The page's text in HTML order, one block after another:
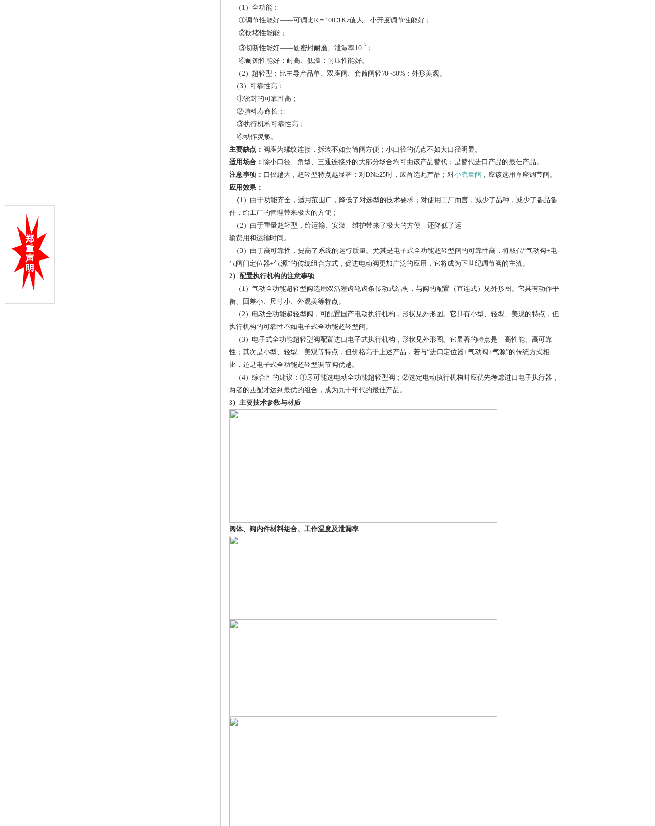
（1）全功能：
①调节性能好——可调比R＝100∶1Kv值大、小开度调节性能好；
②防堵性能能；
③切断性能好——硬密封耐磨、泄漏率10-7 ；
④耐蚀性能好；耐高、低温；耐压性能好。
（2）超轻型：比主导产品单、双座阀、套筒阀轻70~80%；外形美观。
（3）可靠性高：
①密封的可靠性高；
②填料寿命长；
③执行机构可靠性高；
④动作灵敏。
主要缺点： 阀座为螺纹连接，拆装不如套筒阀方便；小口径的优点不如大口径明显。
适用场合： 除小口径、角型、三通连接外的大部分场合均可由该产品替代；是替代进口产品的最佳产品。
注意事项： 口径越大，超轻型特点越显著；对DN≥25时，应首选此产品；对小流量阀 ，应该选用单座调节阀。
应用效果：
（1）由于功能齐全，适用范围广，降低了对选型的技术要求；对使用工厂而言，减少了品种，减少了备品备
件，给工厂的管理带来极大的方便；
（2）由于重量超轻型，给运输、安装、维护带来了极大的方便，还降低了运
输费用和运输时间。
（3）由于高可靠性，提高了系统的运行质量。尤其是电子式全功能超轻型阀的可靠性高，将取代“气动阀+电
气阀门定位器+气源”的传统组合方式，促进电动阀更加广泛的应用，它将成为下世纪调节阀的主流。
2）配置执行机构的注意事项
（1）气动全功能超轻型阀选用双活塞齿轮齿条传动式结构，与阀的配置（直连式）见外形图。它具有动作平
衡、回差小、尺寸小、外观美等特点。
（2）电动全功能超轻型阀，可配置国产电动执行机构，形状见外形图。它具有小型、轻型、美观的特点，但
执行机构的可靠性不如电子式全功能超轻型阀。
（3）电子式全功能超轻型阀配置进口电子式执行机构，形状见外形图。它显著的特点是：高性能、高可靠
性；其次是小型、轻型、美观等特点，但价格高于上述产品，若与“进口定位器+气动阀+气源”的传统方式相
比，还是电子式全功能超轻型调节阀优越。
（4）综合性的建议：①尽可能选电动全功能超轻型阀；②选定电动执行机构时应优先考虑进口电子执行器，
两者的匹配才达到最优的组合，成为九十年代的最佳产品。
3）主要技术参数与材质
阀体、阀内件材料组合、工作温度及泄漏率